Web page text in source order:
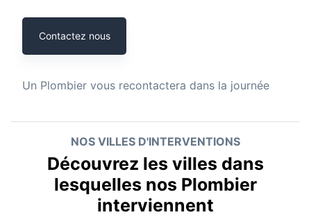
Contactez nous
Un Plombier vous recontactera dans la journée
NOS VILLES D'INTERVENTIONS
Découvrez les villes dans
lesquelles nos Plombier
interviennent